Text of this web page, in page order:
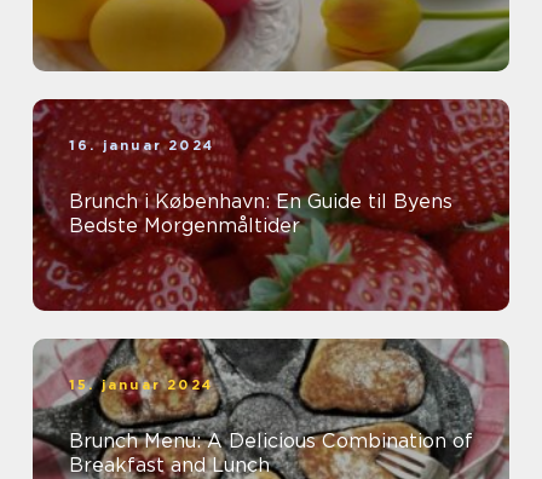
16. januar 2024
Brunch i København: En Guide til Byens
Bedste Morgenmåltider
15. januar 2024
Brunch Menu: A Delicious Combination of
Breakfast and Lunch